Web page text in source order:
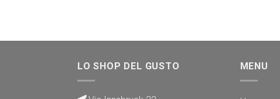
LO SHOP DEL GUSTO MENU